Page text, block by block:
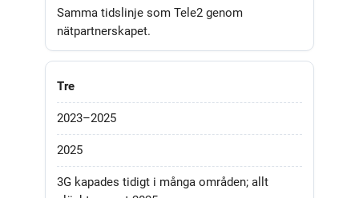
Samma tidslinje som Tele2 genom
nätpartnerskapet.
Tre
2023–2025
2025
3G kapades tidigt i många områden; allt